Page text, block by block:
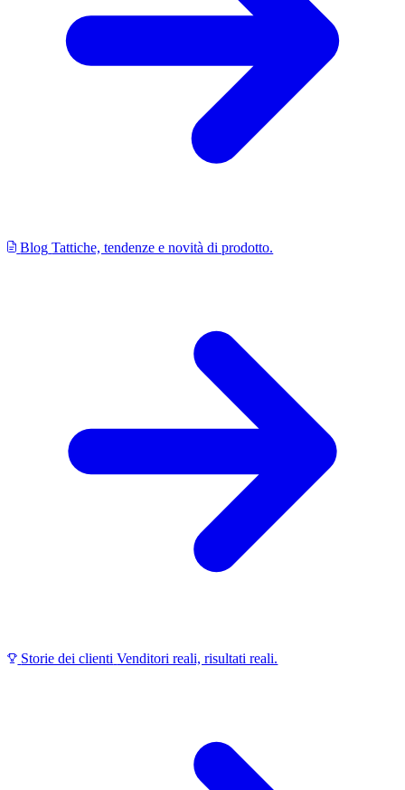
Blog Tattiche, tendenze e novità di prodotto.
Storie dei clienti Venditori reali, risultati reali.